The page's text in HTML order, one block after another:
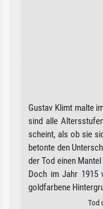
Gustav Klimt malte
sind alle
scheint, als ob sie
betonte den
der Tod einen
Doch im Jahr 1915
goldfarbene
Tod